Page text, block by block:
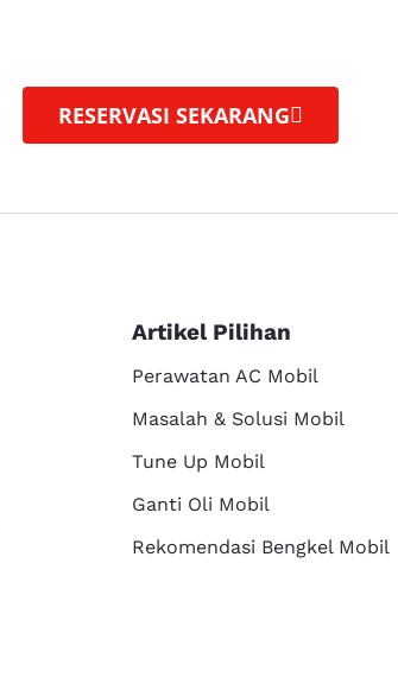
RESERVASI SEKARANG
Artikel Pilihan
Perawatan AC Mobil
Masalah & Solusi Mobil
Tune Up Mobil
Ganti Oli Mobil
Rekomendasi Bengkel Mobil